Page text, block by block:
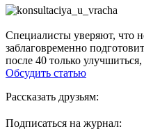
Специалисты уверяют, что
заблаговременно
после 40 только
Обсудить статью
Рассказать друзьям:
Подписаться на журнал: